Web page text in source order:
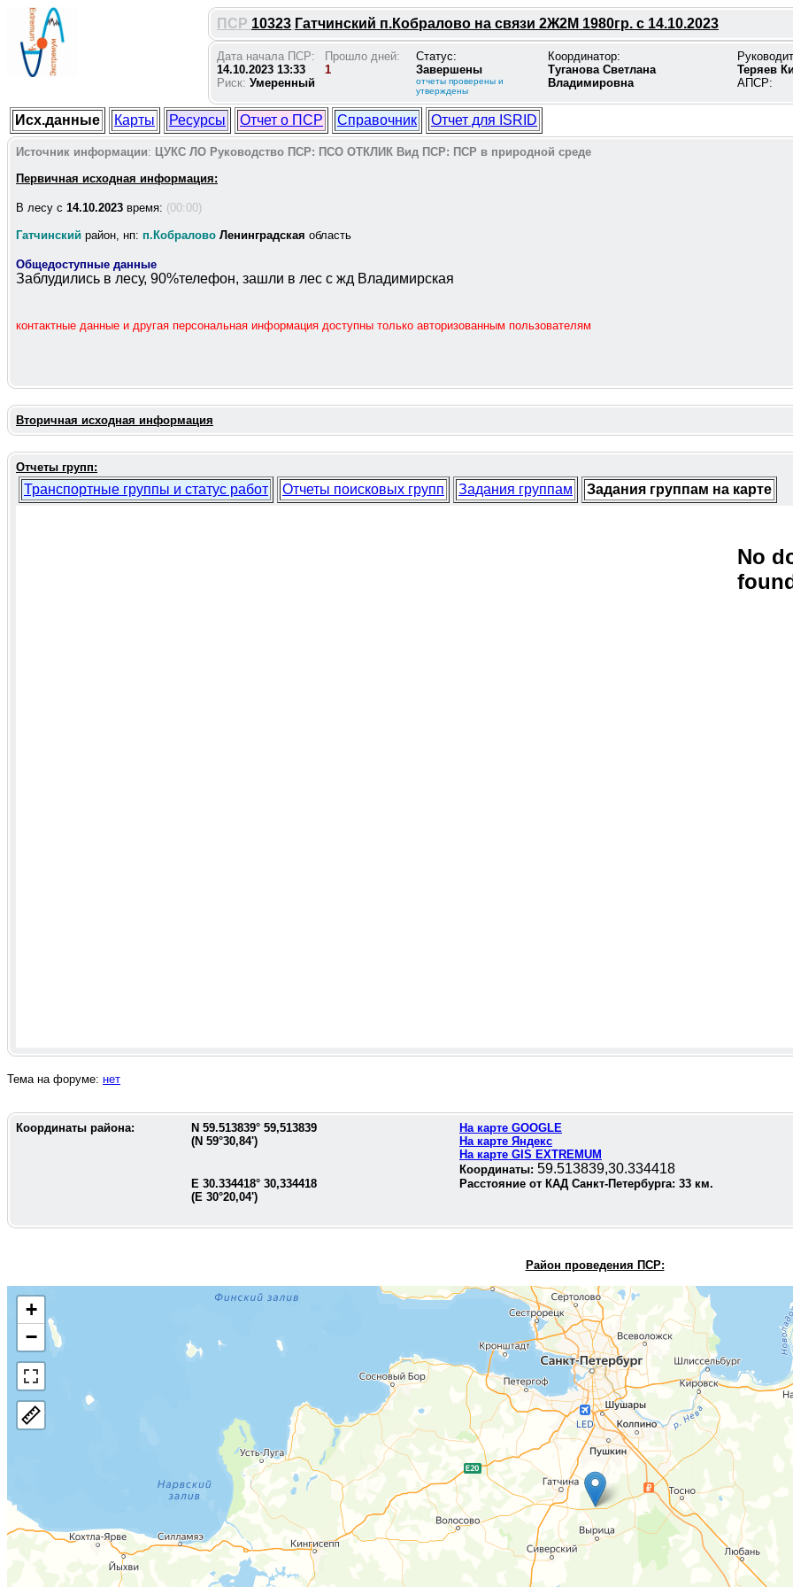
ПСР 10323 Гатчинский п.Кобралово на связи 2Ж2М 1980гр. с 14.10.2023
Дата начала ПСР:
14.10.2023 13:33
Риск: Умеренный
Прошло дней:
1
Статус:
Завершены
отчеты проверены и
утверждены
Координатор:
Туганова Светлана
Владимировна
Теряев
АПСР:
Исх.данные Карты Ресурсы Отчет о ПСР Справочник Отчет для ISRID
Источник информации: ЦУКС ЛО Руководство ПСР: ПСО ОТКЛИК Вид ПСР: ПСР в природной среде
Первичная исходная информация:
В лесу c 14.10.2023 время: (00:00)
Гатчинский район, нп: п.Кобралово Ленинградская область
Общедоступные данные
Заблудились в лесу, 90%телефон, зашли в лес с жд Владимирская
контактные данные и другая персональная информация доступны только авторизованным пользователям
Вторичная исходная информация
Отчеты групп:
Транспортные группы и статус работ Отчеты поисковых групп Задания группам Задания группам на карте
No
Тема на форуме: нет
Координаты района: N 59.513839° 59,513839
(N 59°30,84')
На карте GOOGLE
На карте Яндекс
На карте GIS EXTREMUM
Координаты: 59.513839,30.334418
E 30.334418° 30,334418
(E 30°20,04')
Расстояние от КАД Санкт-Петербурга: 33 км.
Район проведения ПСР:
+
−